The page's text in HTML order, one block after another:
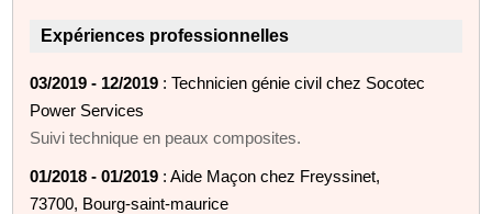
Expériences professionnelles
03/2019 - 12/2019 : Technicien génie civil chez Socotec
Power Services
Suivi technique en peaux composites.
01/2018 - 01/2019 : Aide Maçon chez Freyssinet,
73700, Bourg-saint-maurice